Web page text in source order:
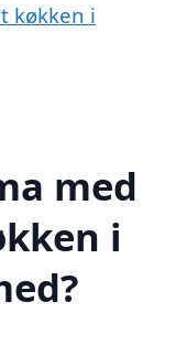
køkken i
med
i